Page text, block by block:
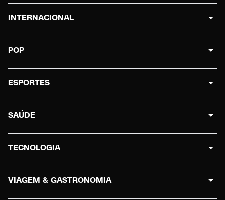
INTERNACIONAL
POP
ESPORTES
SAÚDE
TECNOLOGIA
VIAGEM & GASTRONOMIA